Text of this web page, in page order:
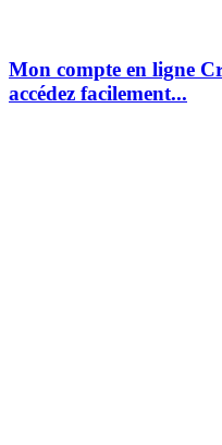
Mon compte en ligne
accédez facilement...